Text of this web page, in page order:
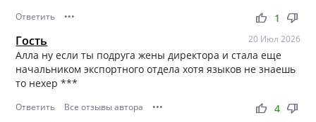
Ответить ••• thumb_up thumb_down
1
Гость 20 Июл 2026
Алла ну если ты подруга жены директора и стала еще
начальником экспортного отдела хотя языков не знаешь
то нехер ***
Ответить Все отзывы автора ••• thumb_up thumb_down
4